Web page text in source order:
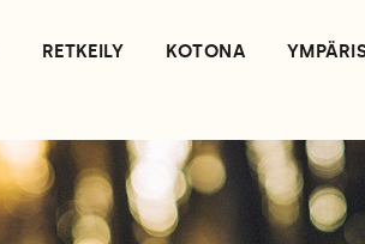
RETKEILY KOTONA